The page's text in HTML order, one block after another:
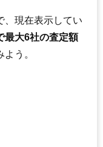
、現在表示してい
最大6社の査定額
う。